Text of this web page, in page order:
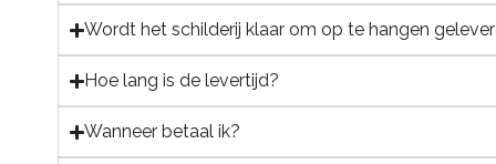
Wordt het schilderij klaar om op te hangen
Hoe lang is de levertijd?
Wanneer betaal ik?